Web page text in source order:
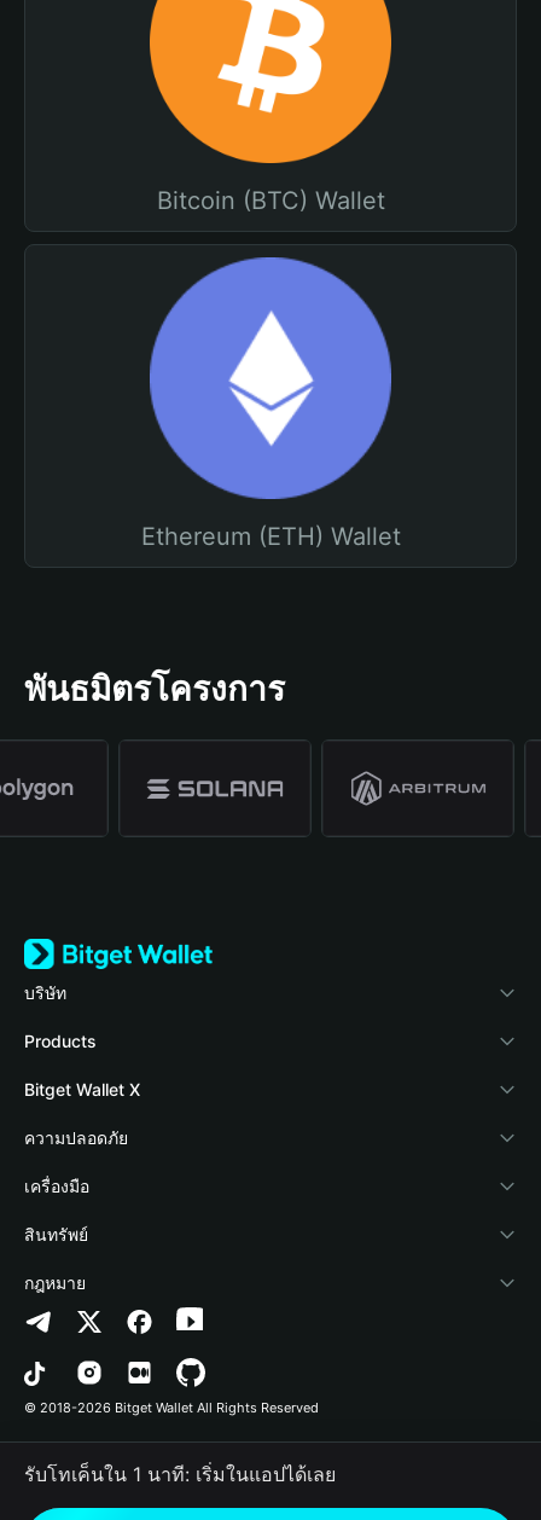
Bitcoin (BTC) Wallet
Ethereum (ETH) Wallet
พันธมิตรโครงการ
บริษัท
เกี่ยวกับ Bitget Wallet
Blog
Academy
ข่าวสารด้านคริปโต
ศูนย์ช่วยเหลือ
ติดต่อเรา
ทรัพยากรข้อมูลของแบรนด์
อาชีพ
Products
Crypto Card
Stablecoin Earn
Payfi Crypto
Crypto Swap API
Altcoin Season Index
Prediction Markets
DApp
RWA
Bitget Wallet X
นักพัฒนา
เชื่อมต่อ Wallet
Bitget Wallet Pay
ลิสต์โปรเจกต์
ความปลอดภัย
Protection Fund
เทคโนโลยีความปลอดภัย
เครื่องมือ
ซื้อคริปโต
การตรวจจับการอนุญาต
การตรวจจับสัญญา
การโอนเป็นชุด
สินทรัพย์
Arbitrum
Avalanche
Bitcoin
Polygon
กฎหมาย
นโยบายความเป็นส่วนตัว
ข้อตกลงในการใช้บริการ
© 2018-2026 Bitget Wallet All Rights Reserved
รับโทเค็นใน 1 นาที: เริ่มในแอปได้เลย